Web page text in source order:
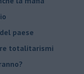
paese
totalitarismi